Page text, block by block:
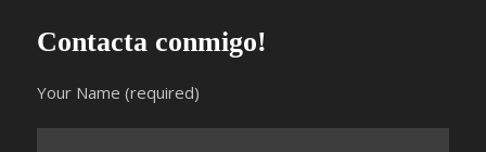
Contacta conmigo!
Your Name (required)